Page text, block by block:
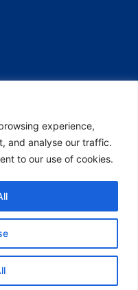
experience,
and analyse our traffic.
to our use of cookies.
Office (EECO)